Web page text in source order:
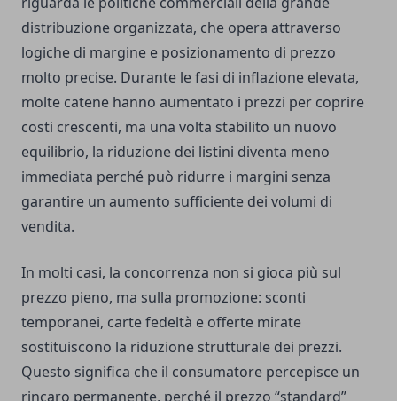
distribuzione organizzata, che opera attraverso
logiche di margine e posizionamento di prezzo
molto precise. Durante le fasi di inflazione elevata,
molte catene hanno aumentato i prezzi per coprire
costi crescenti, ma una volta stabilito un nuovo
equilibrio, la riduzione dei listini diventa meno
immediata perché può ridurre i margini senza
garantire un aumento sufficiente dei volumi di
vendita.
In molti casi, la concorrenza non si gioca più sul
prezzo pieno, ma sulla promozione: sconti
temporanei, carte fedeltà e offerte mirate
sostituiscono la riduzione strutturale dei prezzi.
Questo significa che il consumatore percepisce un
rincaro permanente, perché il prezzo “standard”